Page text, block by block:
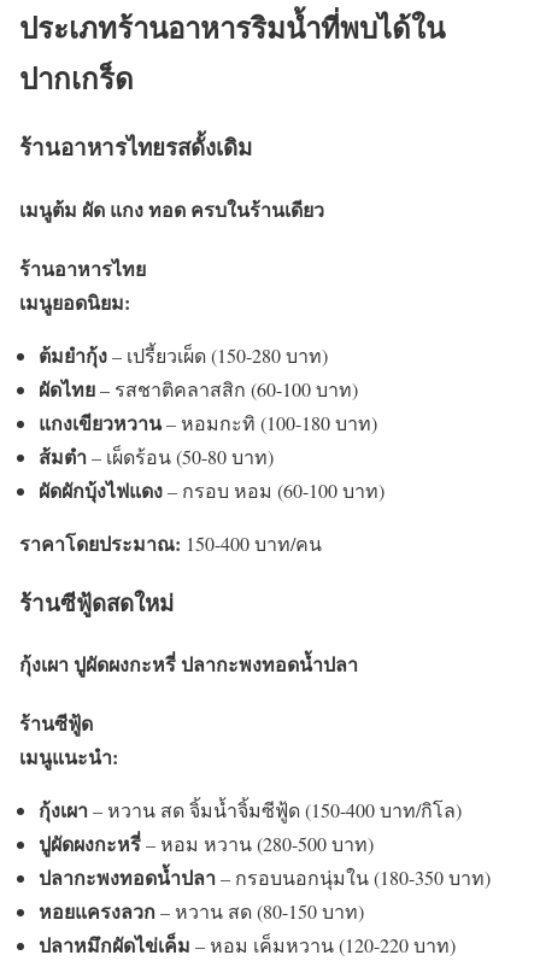
ประเภทร้านอาหารริมน้ำที่พบได้ใน
ปากเกร็ด
ร้านอาหารไทยรสดั้งเดิม
เมนูต้ม ผัด แกง ทอด ครบในร้านเดียว
ร้านอาหารไทย
เมนูยอดนิยม:
ต้มยำกุ้ง– เปรี้ยวเผ็ด (150-280 บาท)
ผัดไทย– รสชาติคลาสสิก (60-100 บาท)
แกงเขียวหวาน– หอมกะทิ (100-180 บาท)
ส้มตำ– เผ็ดร้อน (50-80 บาท)
ผัดผักบุ้งไฟแดง– กรอบ หอม (60-100 บาท)
ราคาโดยประมาณ: 150-400 บาท/คน
ร้านซีฟู้ดสดใหม่
กุ้งเผา ปูผัดผงกะหรี่ ปลากะพงทอดน้ำปลา
ร้านซีฟู้ด
เมนูแนะนำ:
กุ้งเผา– หวาน สด จิ้มน้ำจิ้มซีฟู้ด (150-400 บาท/กิโล)
ปูผัดผงกะหรี่– หอม หวาน (280-500 บาท)
ปลากะพงทอดน้ำปลา– กรอบนอกนุ่มใน (180-350 บาท)
หอยแครงลวก – หวาน สด (80-150 บาท)
ปลาหมึกผัดไข่เค็ม – หอม เค็มหวาน (120-220 บาท)